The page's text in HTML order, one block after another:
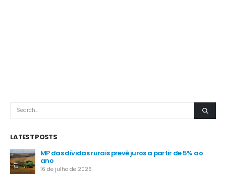
LATEST POSTS
MP das dívidas rurais prevê juros a partir de 5% ao
ano
16 de julho de 2026